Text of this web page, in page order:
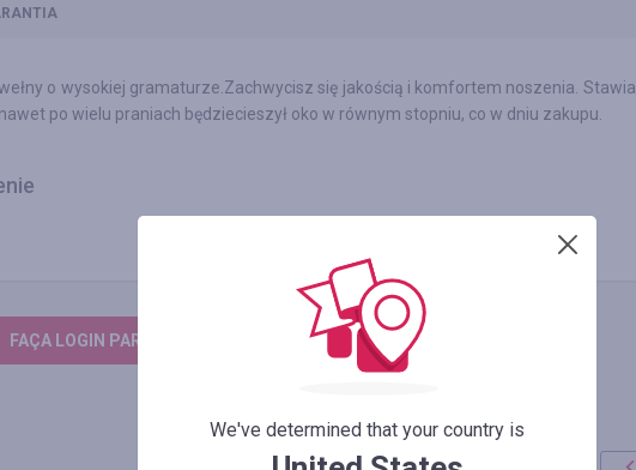
o wysokiej gramaturze.Zachwycisz się jakością i komfortem noszenia.
po wielu praniach będziecieszył oko w równym stopniu, co w dniu zakupu.
FAÇA LOGIN PARA DEIXAR UM COMENTÁRIO
We've determined that your country is